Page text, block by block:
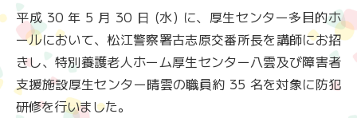
平成 30 年 5 月 30 日 (水) に、厚生センター多目的ホ
ールにおいて、松江警察署古志原交番所長を講師にお招
きし、特別養護老人ホーム厚生センター八雲及び障害者
支援施設厚生センター晴雲の職員約 35 名を対象に防犯
研修を行いました。